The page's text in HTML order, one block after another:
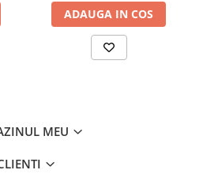
ADAUGA IN COS
MEU